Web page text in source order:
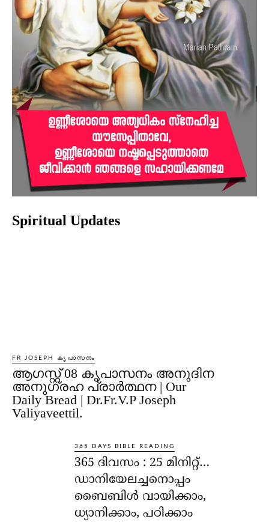
Spiritual Updates
FR JOSEPH കൃപാസനം
ആഗസ്റ്റ് 08 കൃപാസനം അനുദിന
അനുഗ്രഹ പ്രാർത്ഥന | Our
Daily Bread | Dr.Fr.V.P Joseph
Valiyaveettil.
365 DAYS BIBLE READING
365 ദിവസം : 25 മിനിറ്റ്…
ഡാനിയേലച്ചനൊപ്പം
ബൈബിൾ വായിക്കാം,
ധ്യാനിക്കാം, പഠിക്കാം